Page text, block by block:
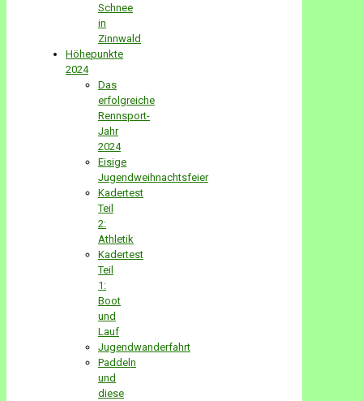
Schnee
in
Zinnwald
Höhepunkte
2024
Das
erfolgreiche
Rennsport-
Jahr
2024
Eisige
Jugendweihnachtsfeier
Kadertest
Teil
2:
Athletik
Kadertest
Teil
1:
Boot
und
Lauf
Jugendwanderfahrt
Paddeln
und
diese